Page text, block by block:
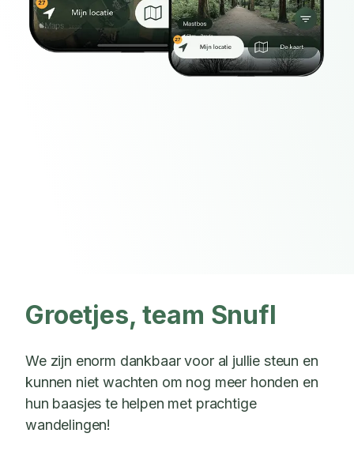
Groetjes, team Snufl
We zijn enorm dankbaar voor al jullie steun en
kunnen niet wachten om nog meer honden en
hun baasjes te helpen met prachtige
wandelingen!